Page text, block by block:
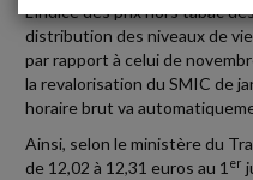
L'indice des prix hors tabac
distribution des niveaux de
par rapport à celui de
la revalorisation du SMIC de
horaire brut va
Ainsi, selon le ministère du
de 12,02 à 12,31 euros au 1 er